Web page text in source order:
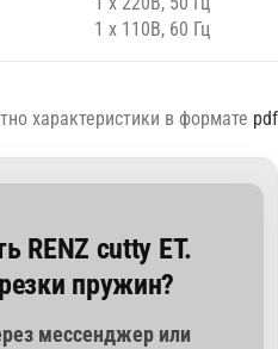
1 x 110В, 60 Гц
характеристики в формате pdf
RENZ cutty ET.
пружин?
мессенджер или